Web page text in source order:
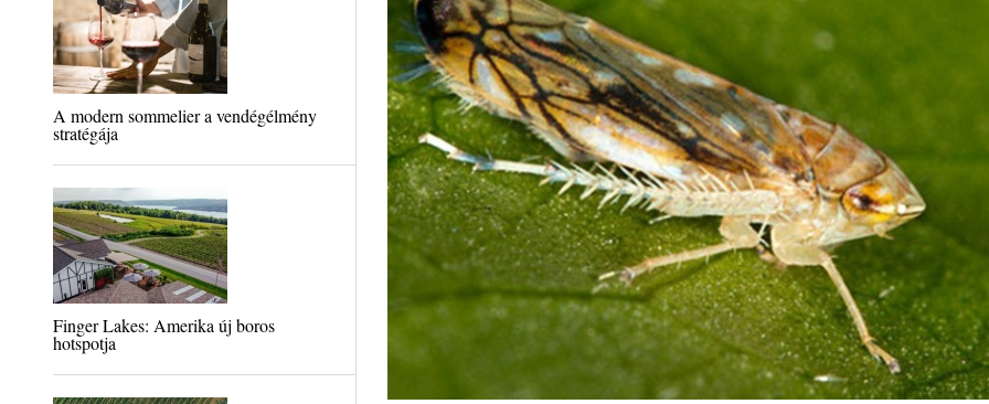
A modern sommelier a vendégélmény
stratégája
Finger Lakes: Amerika új boros
hotspotja
borász #26 -
Az extra ráadás
pillanatokat